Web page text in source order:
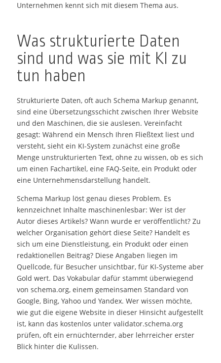
Unternehmen kennt sich mit diesem Thema aus.
Was strukturierte Daten
sind und was sie mit KI zu
tun haben
Strukturierte Daten, oft auch Schema Markup genannt,
sind eine Übersetzungsschicht zwischen Ihrer Website
und den Maschinen, die sie auslesen. Vereinfacht
gesagt: Während ein Mensch Ihren Fließtext liest und
versteht, sieht ein KI-System zunächst eine große
Menge unstrukturierten Text, ohne zu wissen, ob es sich
um einen Fachartikel, eine FAQ-Seite, ein Produkt oder
eine Unternehmensdarstellung handelt.
Schema Markup löst genau dieses Problem. Es
kennzeichnet Inhalte maschinenlesbar: Wer ist der
Autor dieses Artikels? Wann wurde er veröffentlicht? Zu
welcher Organisation gehört diese Seite? Handelt es
sich um eine Dienstleistung, ein Produkt oder einen
redaktionellen Beitrag? Diese Angaben liegen im
Quellcode, für Besucher unsichtbar, für KI-Systeme aber
Gold wert. Das Vokabular dafür stammt überwiegend
von schema.org, einem gemeinsamen Standard von
Google, Bing, Yahoo und Yandex. Wer wissen möchte,
wie gut die eigene Website in dieser Hinsicht aufgestellt
ist, kann das kostenlos unter validator.schema.org
prüfen, oft ein ernüchternder, aber lehrreicher erster
Blick hinter die Kulissen.